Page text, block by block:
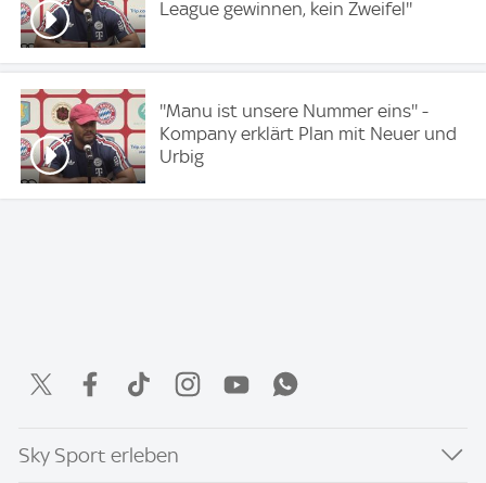
League gewinnen, kein Zweifel''
''Manu ist unsere Nummer eins'' -
Kompany erklärt Plan mit Neuer und
Urbig
Sky Sport erleben